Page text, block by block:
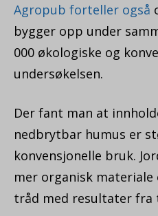
Agropub forteller også
bygger opp under
000 økologiske og
undersøkelsen.
Der fant man at
nedbrytbar humus er
konvensjonelle bruk.
mer organisk
tråd med resultater fra